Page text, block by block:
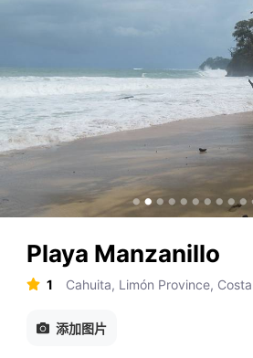
Playa Manzanillo
1 Cahuita, Limón Province,
添加图片